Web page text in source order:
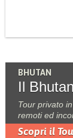
BHUTAN
Il
Tour privato
remoti ed
Scopri il